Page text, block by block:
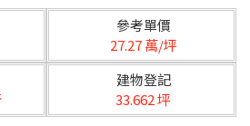
參考單價
27.27 萬/坪
建物登記
33.662 坪